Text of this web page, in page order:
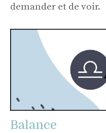
demander et de voir.
Balance